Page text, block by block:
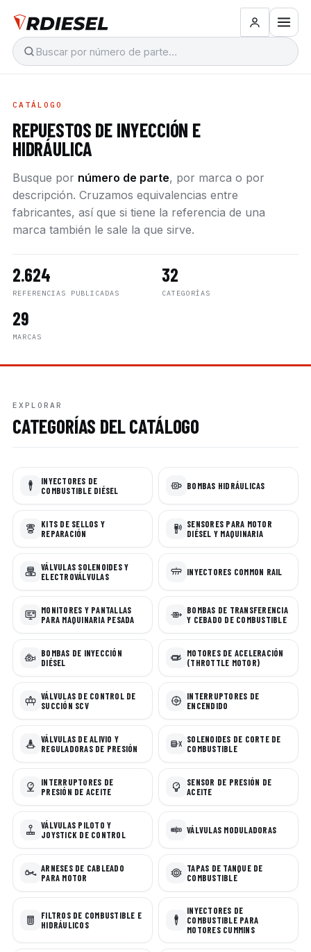
CATÁLOGO
REPUESTOS DE INYECCIÓN E
HIDRÁULICA
Busque por número de parte, por marca o por
descripción. Cruzamos equivalencias entre
fabricantes, así que si tiene la referencia de una
marca también le sale la que sirve.
2.624
REFERENCIAS PUBLICADAS
32
CATEGORÍAS
29
MARCAS
EXPLORAR
CATEGORÍAS DEL CATÁLOGO
INYECTORES DE
COMBUSTIBLE DIÉSEL
BOMBAS HIDRÁULICAS
KITS DE SELLOS Y
REPARACIÓN
SENSORES PARA MOTOR
DIÉSEL Y MAQUINARIA
VÁLVULAS SOLENOIDES Y
ELECTROVÁLVULAS
INYECTORES COMMON RAIL
MONITORES Y PANTALLAS
PARA MAQUINARIA PESADA
BOMBAS DE TRANSFERENCIA
Y CEBADO DE COMBUSTIBLE
BOMBAS DE INYECCIÓN
DIÉSEL
MOTORES DE ACELERACIÓN
(THROTTLE MOTOR)
VÁLVULAS DE CONTROL DE
SUCCIÓN SCV
INTERRUPTORES DE
ENCENDIDO
VÁLVULAS DE ALIVIO Y
REGULADORAS DE PRESIÓN
SOLENOIDES DE CORTE DE
COMBUSTIBLE
INTERRUPTORES DE
PRESIÓN DE ACEITE
SENSOR DE PRESIÓN DE
ACEITE
VÁLVULAS PILOTO Y
JOYSTICK DE CONTROL
VÁLVULAS MODULADORAS
ARNESES DE CABLEADO
PARA MOTOR
TAPAS DE TANQUE DE
COMBUSTIBLE
FILTROS DE COMBUSTIBLE E
HIDRÁULICOS
INYECTORES DE
COMBUSTIBLE PARA
MOTORES CUMMINS